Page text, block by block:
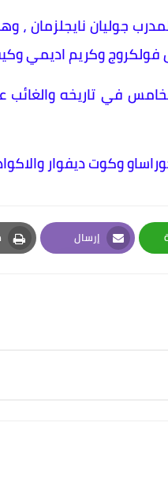
جوليان نايجلزمان ،
فولكروج وكريم اديمي
في تاريخه والغائب
وكوت ديفوار
إرسال
Email